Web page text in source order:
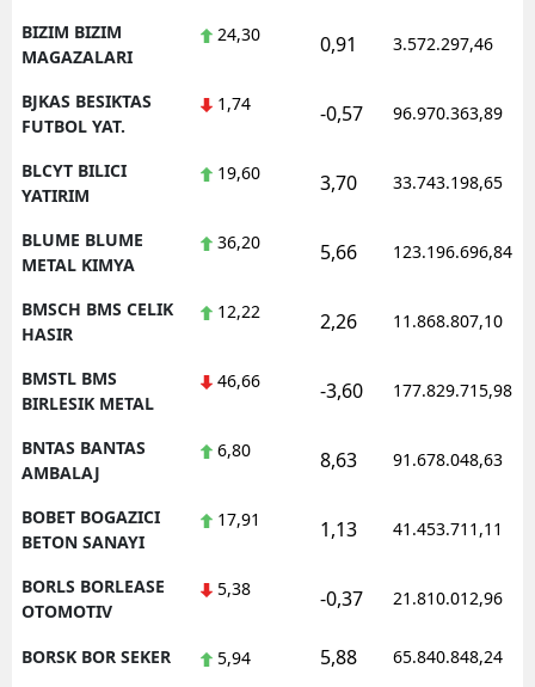
BIZIM BIZIM
MAGAZALARI
24,30 0,91 3.572.297,46
BJKAS BESIKTAS
FUTBOL YAT.
1,74 -0,57 96.970.363,89
BLCYT BILICI
YATIRIM
19,60 3,70 33.743.198,65
BLUME BLUME
METAL KIMYA
36,20 5,66 123.196.696,84
BMSCH BMS CELIK
HASIR
12,22 2,26 11.868.807,10
BMSTL BMS
BIRLESIK METAL
46,66 -3,60 177.829.715,98
BNTAS BANTAS
AMBALAJ
6,80 8,63 91.678.048,63
BOBET BOGAZICI
BETON SANAYI
17,91 1,13 41.453.711,11
BORLS BORLEASE
OTOMOTIV
5,38 -0,37 21.810.012,96
BORSK BOR SEKER 5,94 5,88 65.840.848,24